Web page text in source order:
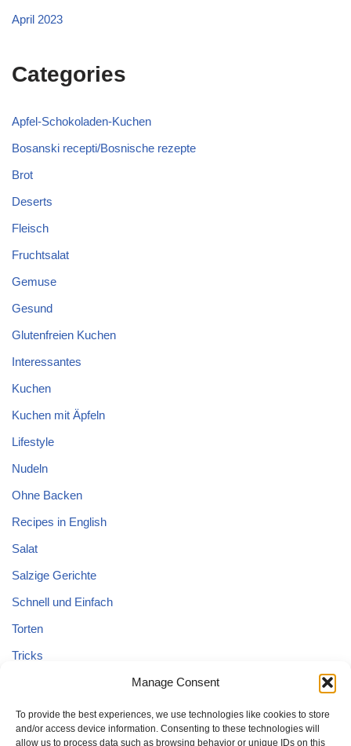
Manage Consent
To provide the best experiences, we use technologies like cookies to store
and/or access device information. Consenting to these technologies will
allow us to process data such as browsing behavior or unique IDs on this
April 2023
Categories
Apfel-Schokoladen-Kuchen
Bosanski recepti/Bosnische rezepte
Brot
Deserts
Fleisch
Fruchtsalat
Gemuse
Gesund
Glutenfreien Kuchen
Interessantes
Kuchen
Kuchen mit Äpfeln
Lifestyle
Nudeln
Ohne Backen
Recipes in English
Salat
Salzige Gerichte
Schnell und Einfach
Torten
Tricks
Uncategorized
Vegane Kuchen